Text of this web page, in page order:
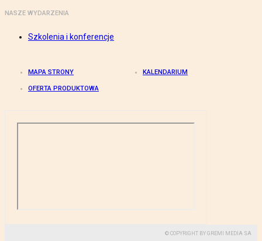
NASZE WYDARZENIA
Szkolenia i konferencje
MAPA STRONY KALENDARIUM
OFERTA PRODUKTOWA
© COPYRIGHT BY GREMI MEDIA SA